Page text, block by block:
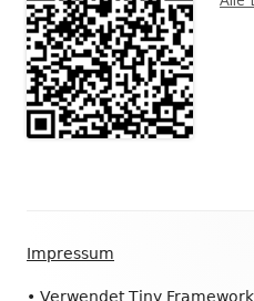
Inhalt
Impressum
• VerwendetTiny Framework